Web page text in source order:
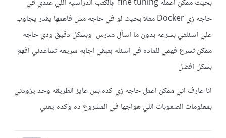
بحيث ممكن اعمله fine tuning بالكتب الدراسيه اللي عندي في
حاجه زي Docker مثلا بحيث لو في حاجه مش فاهمها يقدر يجاوب
علي اسئلتي بسرعه بدون ما اسأل مدرس وبشكل دقيق ودي حاجه
ممكن تسرع فهمي للماده في اسئله بتبقي اجابه سريعه تساعدني افهم
بشكل افضل
انا عارف اني ممكن اعمل حاجه زي كده بس عايز الطريقه وحد يزودني
بمعلومات الصعوبات اللي هواجها في المشروع ده وكده يعني